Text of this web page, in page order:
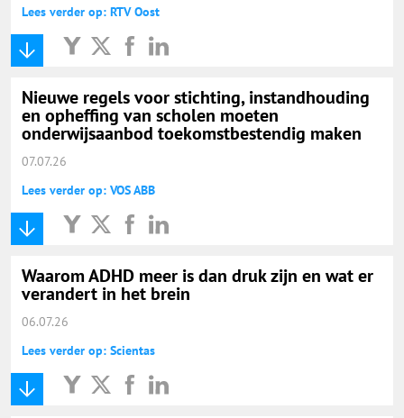
Lees verder op: RTV Oost
Nieuwe regels voor stichting, instandhouding
en opheffing van scholen moeten
onderwijsaanbod toekomstbestendig maken
07.07.26
Lees verder op: VOS ABB
Waarom ADHD meer is dan druk zijn en wat er
verandert in het brein
06.07.26
Lees verder op: Scientas